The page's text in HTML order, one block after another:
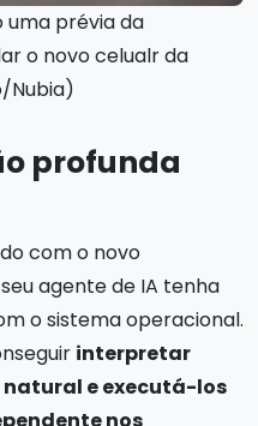
uma prévia da
o novo celualr da
Nubia)
profunda
com o novo
agente de IA tenha
o sistema operacional.
interpretar
e executá-los